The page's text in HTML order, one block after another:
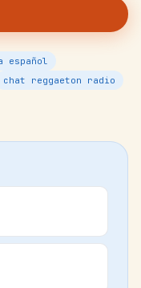
español
chat reggaeton radio